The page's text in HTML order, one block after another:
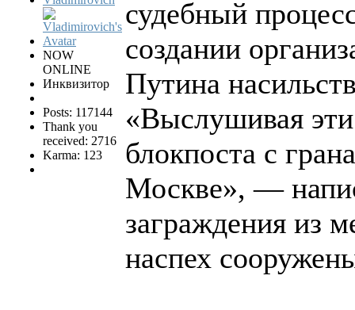
NOW
ONLINE
Инквизитор
Posts: 117144
Thank you
received: 2716
Karma: 123
судебный
создании
Путина
«Выслушивая
блокпоста с
Москве», —
заграждения из
наспех